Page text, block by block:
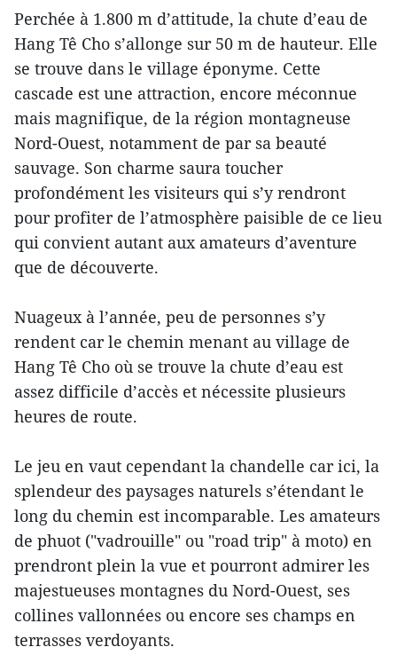
Perchée à 1.800 m d’attitude, la chute d’eau de
Hang Tê Cho s’allonge sur 50 m de hauteur. Elle
se trouve dans le village éponyme. Cette
cascade est une attraction, encore méconnue
mais magnifique, de la région montagneuse
Nord-Ouest, notamment de par sa beauté
sauvage. Son charme saura toucher
profondément les visiteurs qui s’y rendront
pour profiter de l’atmosphère paisible de ce lieu
qui convient autant aux amateurs d’aventure
que de découverte.
Nuageux à l’année, peu de personnes s’y
rendent car le chemin menant au village de
Hang Tê Cho où se trouve la chute d’eau est
assez difficile d’accès et nécessite plusieurs
heures de route.
Le jeu en vaut cependant la chandelle car ici, la
splendeur des paysages naturels s’étendant le
long du chemin est incomparable. Les amateurs
de phuot ("vadrouille" ou "road trip" à moto) en
prendront plein la vue et pourront admirer les
majestueuses montagnes du Nord-Ouest, ses
collines vallonnées ou encore ses champs en
terrasses verdoyants.